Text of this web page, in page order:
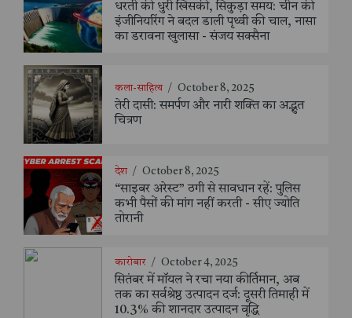
धरती की धुरी खिसकी, सिकुड़ा समय: चीन की
इंजीनियरिंग ने बदल डाली पृथ्वी की चाल, नासा
का डरावना खुलासा - संजय सक्सैना
कला-साहित्य / October 8, 2025
तेरी दासी: समर्पण और नारी शक्ति का अद्भुत
चित्रण
देश / October 8, 2025
“साइबर अरेस्ट” ठगी से सावधान रहें: पुलिस
कभी पैसों की मांग नहीं करती - सीए ज्योति
तोरानी
कारोबार / October 4, 2025
सितंबर में मॉयल ने रचा नया कीर्तिमान, अब
तक का सर्वश्रेष्ठ उत्पादन दर्ज: दूसरी तिमाही में
10.3% की शानदार उत्पादन वृद्धि